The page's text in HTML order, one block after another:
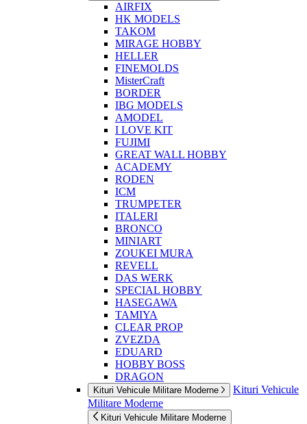
AIRFIX
HK MODELS
TAKOM
MIRAGE HOBBY
HELLER
FINEMOLDS
MisterCraft
BORDER
IBG MODELS
AMODEL
I LOVE KIT
FUJIMI
GREAT WALL HOBBY
ACADEMY
RODEN
ICM
TRUMPETER
ITALERI
BRONCO
MINIART
ZOUKEI MURA
REVELL
DAS WERK
SPECIAL HOBBY
HASEGAWA
TAMIYA
CLEAR PROP
ZVEZDA
EDUARD
HOBBY BOSS
DRAGON
Kituri Vehicule Militare Moderne
Kituri Vehicule
Militare Moderne
Kituri Vehicule Militare Moderne